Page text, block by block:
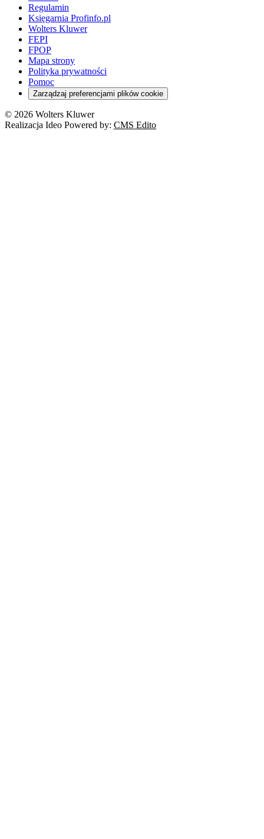
KSeF
Orzeczenia
Nowe uprawnienia PIP
Banki
Orzeczenia
Energetyka
ESG
Kredyty
Cło
Deregulacja
Cyberbezpieczeństwo
Franczyza
Prawo autorskie
Rynek i konsument
Domowe finanse
Emerytury i renty
Pacjent
Szkoła i uczeń
Turystyka
Orzeczenia
RODO
Regulamin
Księgarnia Profinfo.pl
Wolters Kluwer
FEPI
FPOP
Mapa strony
Polityka prywatności
Pomoc
Zarządzaj preferencjami plików cookie
© 2026 Wolters Kluwer
Realizacja Ideo Powered by: CMS Edito